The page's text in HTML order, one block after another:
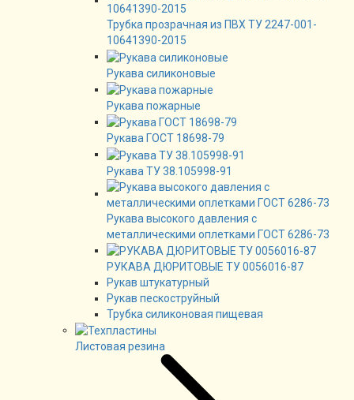
Трубка прозрачная из ПВХ ТУ 2247-001-
10641390-2015
Рукава силиконовые
Рукава пожарные
Рукава ГОСТ 18698-79
Рукава ТУ 38.105998-91
Рукава высокого давления с
металлическими оплетками ГОСТ 6286-73
РУКАВА ДЮРИТОВЫЕ ТУ 0056016-87
Рукав штукатурный
Рукав пескоструйный
Трубка силиконовая пищевая
Листовая резина